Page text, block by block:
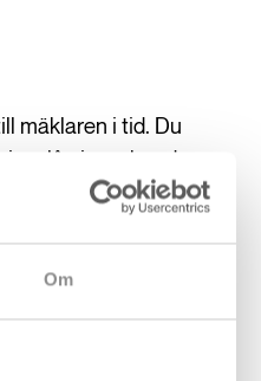
Om
mäklaren i tid. Du
i samband